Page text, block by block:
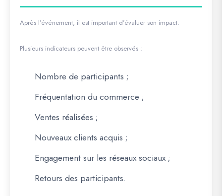
Après l’événement, il est important d’évaluer son impact.
Plusieurs indicateurs peuvent être observés :
Nombre de participants ;
Fréquentation du commerce ;
Ventes réalisées ;
Nouveaux clients acquis ;
Engagement sur les réseaux sociaux ;
Retours des participants.